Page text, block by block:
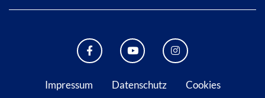
FACEBOOK BAD WILDUNGEN
YOUTUBE KANAL STADT
INSTAGRAM
Impressum Datenschutz Cookies